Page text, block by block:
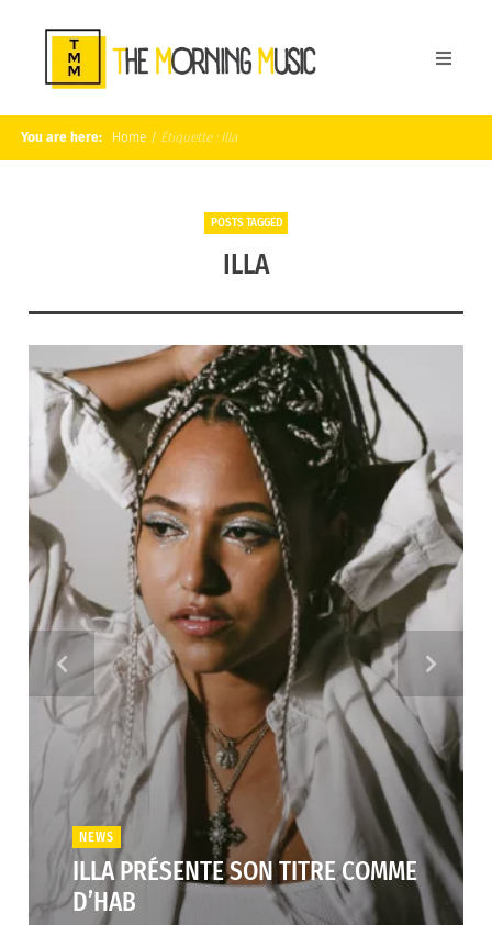
You are here: Home / Étiquette : Illa
POSTS TAGGED
ILLA
NEWS
ILLA PRÉSENTE SON TITRE COMME
D’HAB